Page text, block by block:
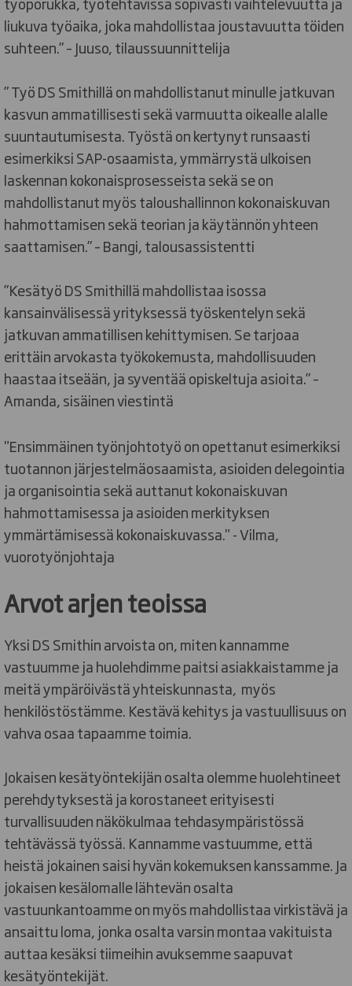
liukuva työaika, joka mahdollistaa joustavuutta töiden
suhteen.” – Juuso, tilaussuunnittelija
” Työ DS Smithillä on mahdollistanut minulle jatkuvan
kasvun ammatillisesti sekä varmuutta oikealle alalle
suuntautumisesta. Työstä on kertynyt runsaasti
esimerkiksi SAP-osaamista, ymmärrystä ulkoisen
laskennan kokonaisprosesseista sekä se on
mahdollistanut myös taloushallinnon kokonaiskuvan
hahmottamisen sekä teorian ja käytännön yhteen
saattamisen.” – Bangi, talousassistentti
”Kesätyö DS Smithillä mahdollistaa isossa
kansainvälisessä yrityksessä työskentelyn sekä
jatkuvan ammatillisen kehittymisen. Se tarjoaa
erittäin arvokasta työkokemusta, mahdollisuuden
haastaa itseään, ja syventää opiskeltuja asioita.” –
Amanda, sisäinen viestintä
"Ensimmäinen työnjohtotyö on opettanut esimerkiksi
tuotannon järjestelmäosaamista, asioiden delegointia
ja organisointia sekä auttanut kokonaiskuvan
hahmottamisessa ja asioiden merkityksen
ymmärtämisessä kokonaiskuvassa." - Vilma,
vuorotyönjohtaja
Arvot arjen teoissa
Yksi DS Smithin arvoista on, miten kannamme
vastuumme ja huolehdimme paitsi asiakkaistamme ja
meitä ympäröivästä yhteiskunnasta, myös
henkilöstöstämme. Kestävä kehitys ja vastuullisuus on
vahva osaa tapaamme toimia.
Jokaisen kesätyöntekijän osalta olemme huolehtineet
perehdytyksestä ja korostaneet erityisesti
turvallisuuden näkökulmaa tehdasympäristössä
tehtävässä työssä. Kannamme vastuumme, että
heistä jokainen saisi hyvän kokemuksen kanssamme. Ja
jokaisen kesälomalle lähtevän osalta
vastuunkantoamme on myös mahdollistaa virkistävä ja
ansaittu loma, jonka osalta varsin montaa vakituista
auttaa kesäksi tiimeihin avuksemme saapuvat
kesätyöntekijät.